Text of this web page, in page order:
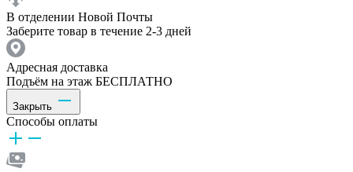
В отделении Новой Почты
Заберите товар в течение 2-3 дней
Адресная доставка
Подъём на этаж БЕСПЛАТНО
Закрыть
Способы оплаты